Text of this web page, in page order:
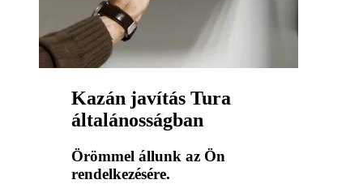
Kazán javítás Tura
általánosságban
Örömmel állunk az Ön
rendelkezésére.